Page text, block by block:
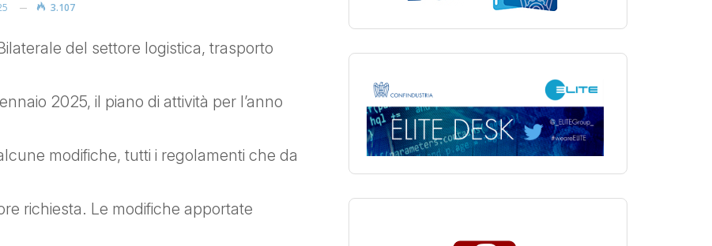
3.107
del settore logistica, trasporto
2025, il piano di attività per l’anno
modifiche, tutti i regolamenti che da
richiesta. Le modifiche apportate